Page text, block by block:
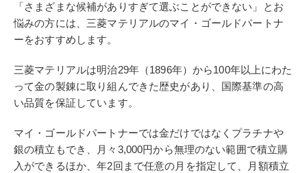
「さまざまな候補がありすぎて選ぶことができない」とお
悩みの方には、三菱マテリアルのマイ・ゴールドパートナ
ーをおすすめします。
三菱マテリアルは明治29年（1896年）から100年以上にわた
って金の製錬に取り組んできた歴史があり、国際基準の高
い品質を保証しています。
マイ・ゴールドパートナーでは金だけではなくプラチナや
銀の積立もでき、月々3,000円から無理のない範囲で積立購
入ができるほか、年2回まで任意の月を指定して、月額積立